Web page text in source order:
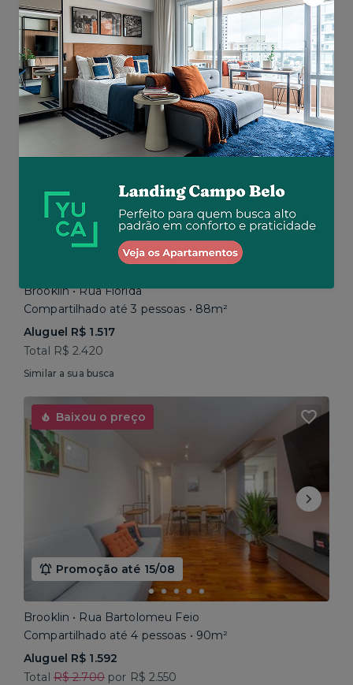
Aluguel R$ 1.777
Total R$ 2.843
Similar a sua busca
Brooklin • Rua Flórida
Compartilhado até 3 pessoas • 88m²
Aluguel R$ 1.517
Total R$ 2.420
Similar a sua busca
Baixou o preço
Promoção até 15/08
Brooklin • Rua Bartolomeu Feio
Compartilhado até 4 pessoas • 90m²
Aluguel R$ 1.592
Total R$ 2.700por R$ 2.550